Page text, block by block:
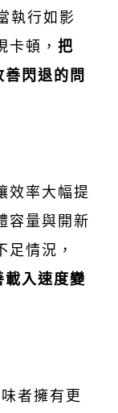
執行如影
頓， 把
閃退的問
效率大幅提
容量與開新
情況，
入速度變
者擁有更